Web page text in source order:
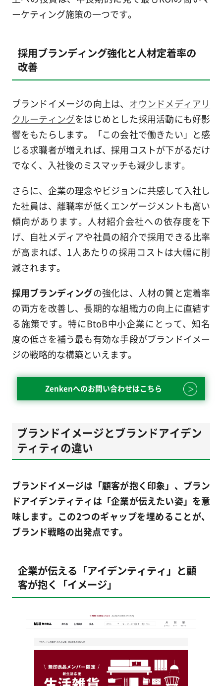
ーケティング施策の一つです。
採用ブランディング強化と人材定着率の
改善
ブランドイメージの向上は、 オウンドメディアリ
クルーティングをはじめとした採用活動にも好影
響をもたらします。「この会社で働きたい」と感
じる求職者が増えれば、採用コストが下がるだけ
でなく、入社後のミスマッチも減少します。
さらに、企業の理念やビジョンに共感して入社し
た社員は、離職率が低くエンゲージメントも高い
傾向があります。人材紹介会社への依存度を下
げ、自社メディアや社員の紹介で採用できる比率
が高まれば、1人あたりの採用コストは大幅に削
減されます。
採用ブランディングの強化は、人材の質と定着率
の両方を改善し、長期的な組織力の向上に直結す
る施策です。特にBtoB中小企業にとって、知名
度の低さを補う最も有効な手段がブランドイメー
ジの戦略的な構築といえます。
Zenkenへのお問い合わせはこちら
ブランドイメージとブランドアイデン
ティティの違い
ブランドイメージは「顧客が抱く印象」、ブラン
ドアイデンティティは「企業が伝えたい姿」を意
味します。この2つのギャップを埋めることが、
ブランド戦略の出発点です。
企業が伝える「アイデンティティ」と顧
客が抱く「イメージ」